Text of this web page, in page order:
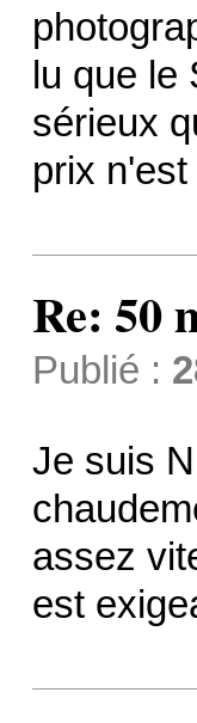
lu que
sérieux
prix
Re: 50
Publié :
Je suis
assez
est